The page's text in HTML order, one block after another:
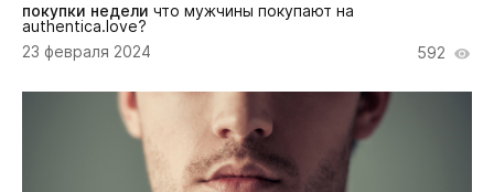
покупки недели что мужчины покупают на
authentica.love?
23 февраля 2024
592